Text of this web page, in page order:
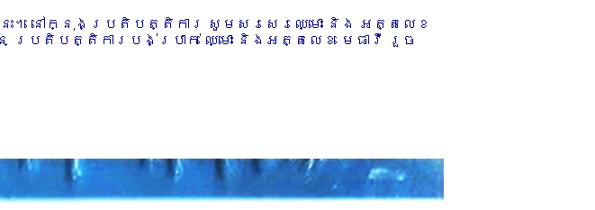
េះ។ នៅក្នុងប្រតិបត្តិការ សូមសរសេរឈ្មោះ និង អត្តលេខ
រតិបត្តិការបង់ប្រាក់ ឈ្មោះ និងអត្តលេខ មេធាវី រួច